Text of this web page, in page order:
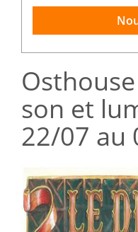
son et
22/07 au